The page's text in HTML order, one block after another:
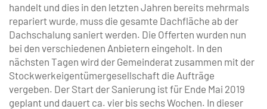
handelt und dies in den letzten Jahren bereits mehrmals
repariert wurde, muss die gesamte Dachfläche ab der
Dachschalung saniert werden. Die Offerten wurden nun
bei den verschiedenen Anbietern eingeholt. In den
nächsten Tagen wird der Gemeinderat zusammen mit der
Stockwerkeigentümergesellschaft die Aufträge
vergeben. Der Start der Sanierung ist für Ende Mai 2019
geplant und dauert ca. vier bis sechs Wochen. In dieser